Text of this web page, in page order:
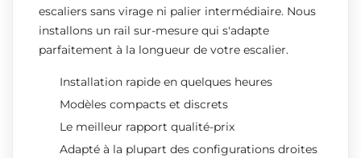
escaliers sans virage ni palier intermédiaire. Nous
installons un rail sur-mesure qui s'adapte
parfaitement à la longueur de votre escalier.
Installation rapide en quelques heures
Modèles compacts et discrets
Le meilleur rapport qualité-prix
Adapté à la plupart des configurations droites